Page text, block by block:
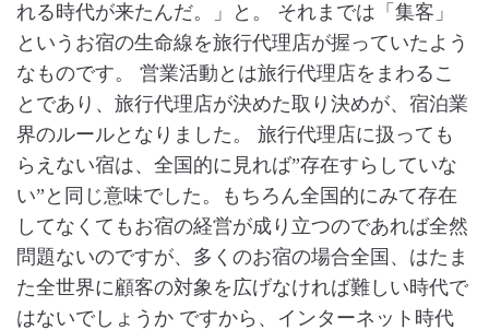
れる時代が来たんだ。」と。 それまでは「集客」
というお宿の生命線を旅行代理店が握っていたよう
なものです。 営業活動とは旅行代理店をまわるこ
とであり、旅行代理店が決めた取り決めが、宿泊業
界のルールとなりました。 旅行代理店に扱っても
らえない宿は、全国的に見れば”存在すらしていな
い”と同じ意味でした。もちろん全国的にみて存在
してなくてもお宿の経営が成り立つのであれば全然
問題ないのですが、多くのお宿の場合全国、はたま
た全世界に顧客の対象を広げなければ難しい時代で
はないでしょうか ですから、インターネット時代